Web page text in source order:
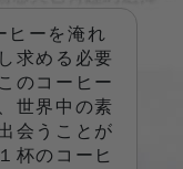
ヒーを淹れ
求める必要
のコーヒー
世界中の素
会うことが
杯のコーヒ